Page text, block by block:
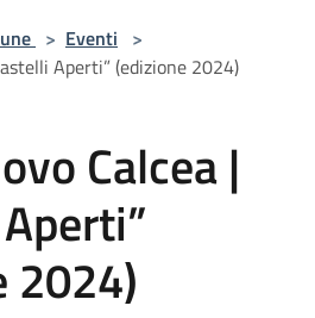
> Eventi >
Aperti” (edizione 2024)
Calcea |
2024)